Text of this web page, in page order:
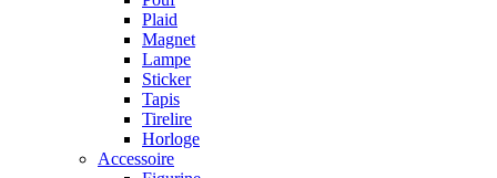
Plaid
Magnet
Lampe
Sticker
Tapis
Tirelire
Horloge
Accessoire